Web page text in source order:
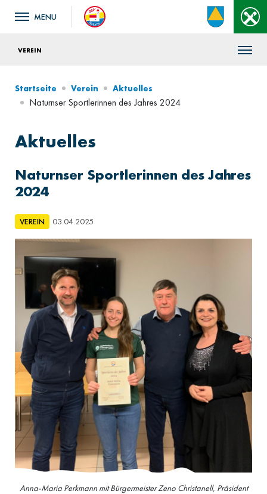
VEREIN
Startseite Verein Aktuelles
Naturnser Sportlerinnen des Jahres 2024
Aktuelles
Naturnser Sportlerinnen des Jahres
2024
VEREIN 03.04.2025
Anna-Maria Perkmann mit Bürgermeister Zeno Christanell, Präsident